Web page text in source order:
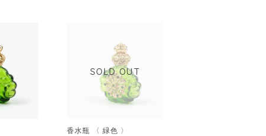
SOLD OUT
香水瓶 〈 緑色 〉